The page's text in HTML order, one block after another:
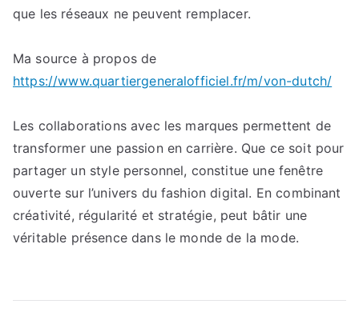
que les réseaux ne peuvent remplacer.
Ma source à propos de
https://www.quartiergeneralofficiel.fr/m/von-dutch/
Les collaborations avec les marques permettent de
transformer une passion en carrière. Que ce soit pour
partager un style personnel, constitue une fenêtre
ouverte sur l’univers du fashion digital. En combinant
créativité, régularité et stratégie, peut bâtir une
véritable présence dans le monde de la mode.